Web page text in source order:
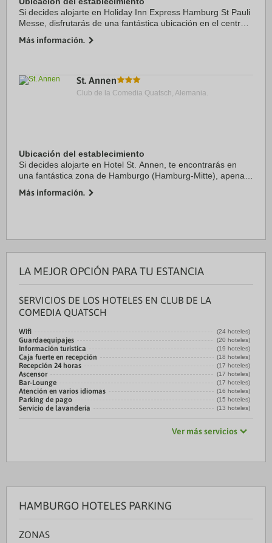
Si decides alojarte en Holiday Inn Express Hamburg St Pauli
Messe, disfrutarás de una fantástica ubicación en el centro
a pie de Iglesia de St. ...
Más información.
St. Annen
Club de la Comedia Quatsch, Alemania.
Ubicación del establecimiento
Si decides alojarte en Hotel St. Annen, te encontrarás en
una fantástica zona de Hamburgo (Hamburg-Mitte), apenas
Michaelis y Lonja del Pescado. ...
Más información.
LA MEJOR OPCIÓN PARA TU ESTANCIA
SERVICIOS DE LOS HOTELES EN CLUB DE LA
COMEDIA QUATSCH
Wifi (24 hoteles)
Guardaequipajes (20 hoteles)
Información turística (19 hoteles)
Caja fuerte en recepción (18 hoteles)
Recepción 24 horas (17 hoteles)
Ascensor (17 hoteles)
Bar-Lounge (17 hoteles)
Atención en varios idiomas (16 hoteles)
Parking de pago (15 hoteles)
Servicio de lavandería (13 hoteles)
Ver más servicios
HAMBURGO HOTELES PARKING
ZONAS